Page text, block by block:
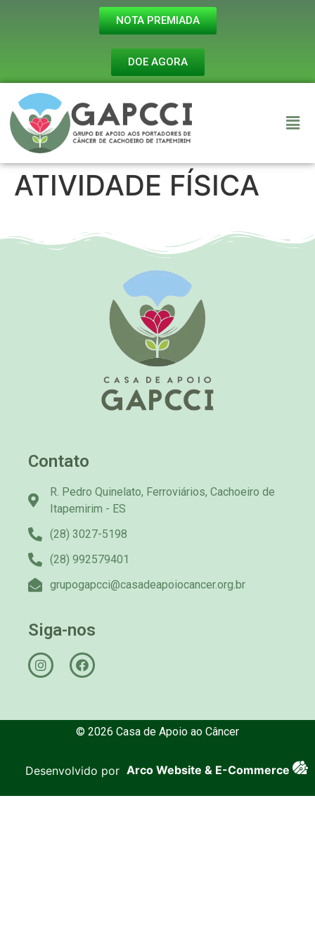
NOTA PREMIADA
DOE AGORA
ATIVIDADE FÍSICA
Contato
R. Pedro Quinelato, Ferroviários, Cachoeiro de
Itapemirim - ES
(28) 3027-5198
(28) 992579401
grupogapcci@casadeapoiocancer.org.br
Siga-nos
© 2026 Casa de Apoio ao Câncer
Desenvolvido por Arco Website & E-Commerce